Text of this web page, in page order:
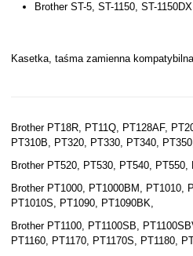
Brother ST-5, ST-1150, ST-1150DX
Kasetka, taśma zamienna
Brother PT18R, PT11Q, PT128AF,
PT310B, PT320, PT330, PT340, PT350,
Brother PT520, PT530, PT540, PT550,
Brother PT1000, PT1000BM, PT1010,
PT1010S, PT1090, PT1090BK,
Brother PT1100, PT1100SB,
PT1160, PT1170, PT1170S, PT1180,